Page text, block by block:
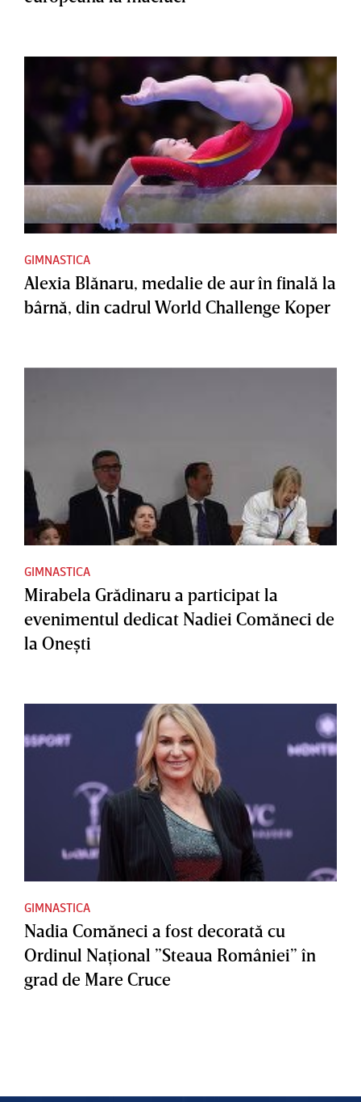
GIMNASTICA
Alexia Blănaru, medalie de aur în finală la
bârnă, din cadrul World Challenge Koper
GIMNASTICA
Mirabela Grădinaru a participat la
evenimentul dedicat Nadiei Comăneci de
la Oneşti
GIMNASTICA
Nadia Comăneci a fost decorată cu
Ordinul Naţional ”Steaua României” în
grad de Mare Cruce